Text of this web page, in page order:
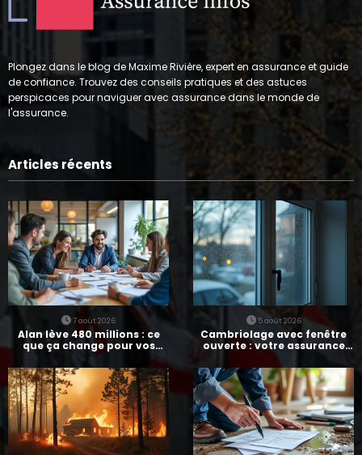
Plongez dans le blog de Maxime Rivière, expert en assurance et guide
de confiance. Trouvez des conseils pratiques et des astuces
perspicaces pour naviguer avec assurance dans le monde de
l'assurance.
Articles récents
7 août 2026
Alan lève 480 millions : ce
que ça change pour vos
assurances
5 août 2026
Cambriolage avec fenêtre
ouverte : votre assurance
paie-t-elle ?